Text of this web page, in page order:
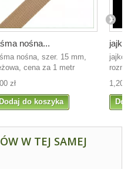
nośna...
nośna, szer. 15 mm,
cena za 1 metr
zł
Dodaj do koszyka
jajko
1,20
W TEJ SAMEJ